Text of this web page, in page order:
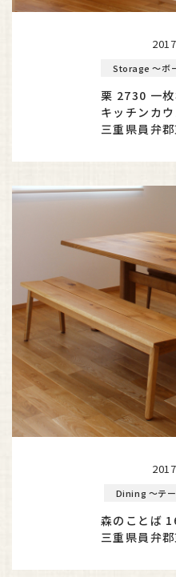
Storage ～ボ
栗 2730 一
キッチンカ
三重県員弁
Dining ～テ
森のことば
三重県員弁